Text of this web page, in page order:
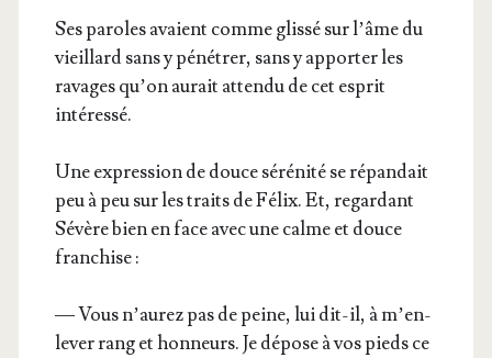
Ses paroles avaient comme glis­sé sur l’âme du
vieillard sans y péné­trer, sans y appor­ter les
ravages qu’on aurait atten­du de cet esprit
intéressé.
Une expres­sion de douce séré­ni­té se répan­dait
peu à peu sur les traits de Félix. Et, regar­dant
Sévère bien en face avec une calme et douce
franchise :
— Vous n’au­rez pas de peine, lui dit-il, à m’en­
le­ver rang et hon­neurs. Je dépose à vos pieds ce